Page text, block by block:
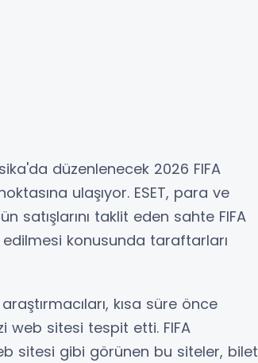
düzenlenecek 2026 FIFA
ulaşıyor. ESET, para ve
satışlarını taklit eden sahte FIFA
konusunda taraftarları
kısa süre önce
web sitesi tespit etti. FIFA
sitesi gibi görünen bu siteler, bilet